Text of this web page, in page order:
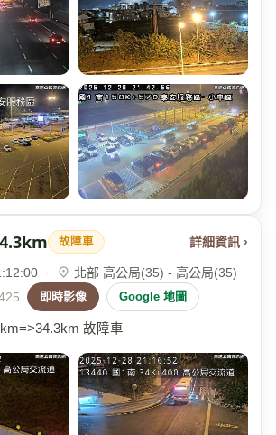
故障車 詳細資訊 ›
·
北部 高公局(35) - 高公局(35)
即時影像 Google 地圖
故障車